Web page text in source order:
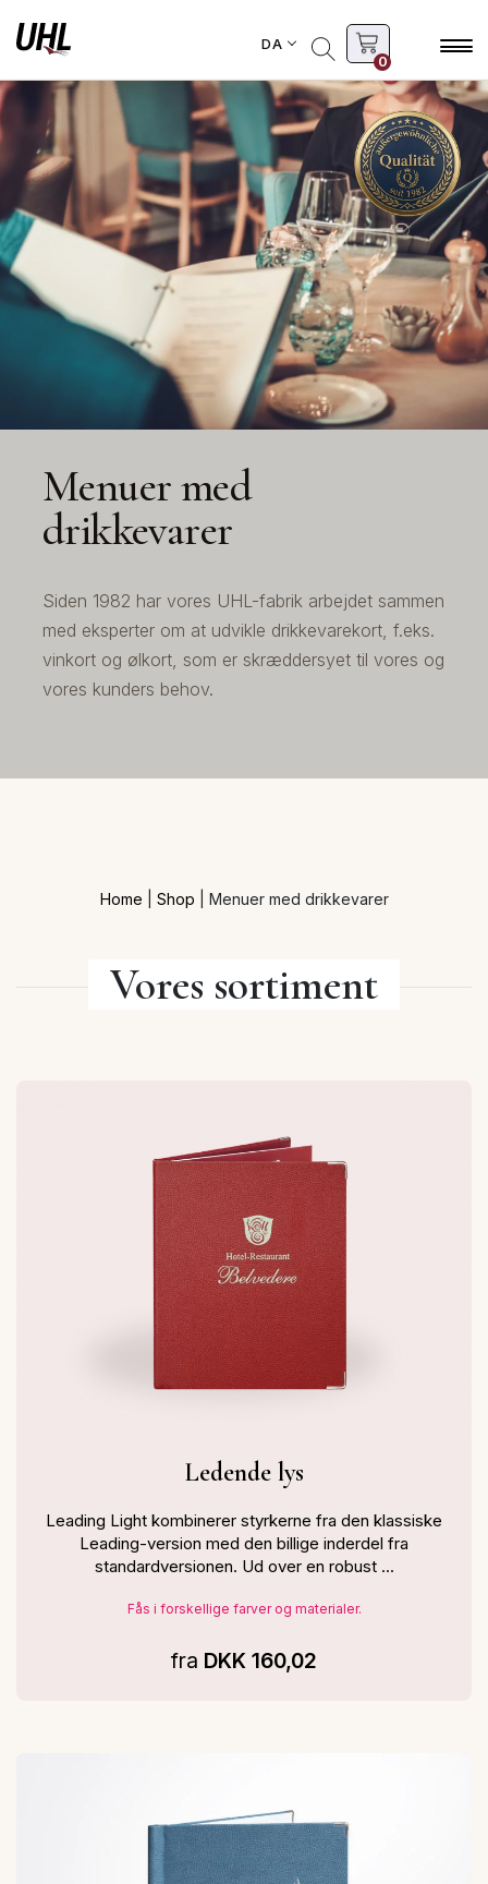
DA
0
Menuer med
drikkevarer
Siden 1982 har vores UHL-fabrik arbejdet sammen
med eksperter om at udvikle drikkevarekort, f.eks.
vinkort og ølkort, som er skræddersyet til vores og
vores kunders behov.
Home Shop Menuer med drikkevarer
Vores sortiment
Ledende lys
Leading Light kombinerer styrkerne fra den klassiske
Leading-version med den billige inderdel fra
standardversionen. Ud over en robust ...
Fås i forskellige farver og materialer.
fra DKK 160,02